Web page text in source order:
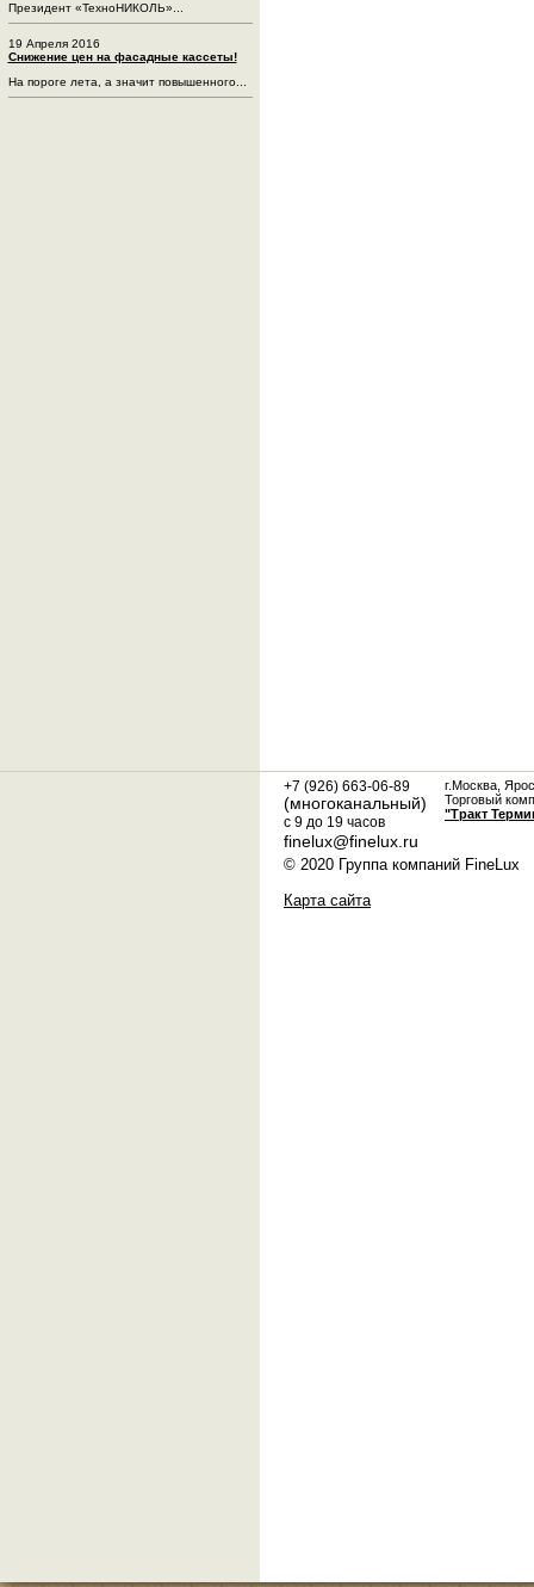
Президент «ТехноНИКОЛЬ»...
19 Апреля 2016
Снижение цен на фасадные кассеты!
На пороге лета, а значит повышенного...
+7 (926) 663-06-89
(многоканальный)
с 9 до 19 часов
finelux@finelux.ru
г.Москва,
Торговый
"Тракт
© 2020 Группа компаний FineLux
Карта сайта